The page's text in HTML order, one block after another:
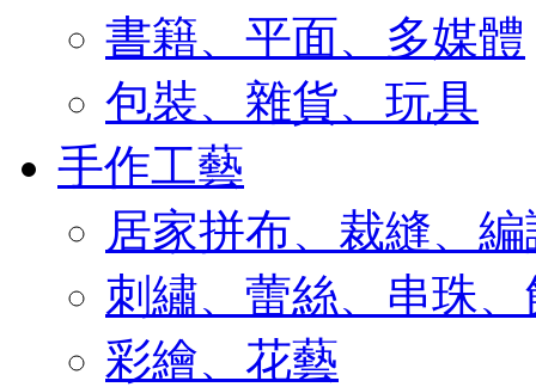
書籍、平面、多媒體
包裝、雜貨、玩具
手作工藝
居家拼布、裁縫、
刺繡、蕾絲、串珠
彩繪、花藝